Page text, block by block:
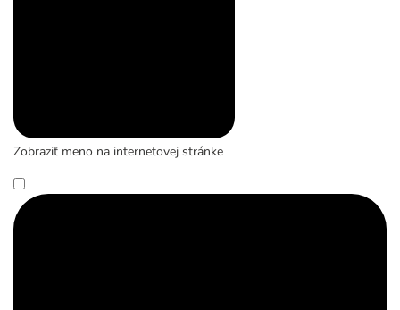
Zobraziť meno na internetovej stránke